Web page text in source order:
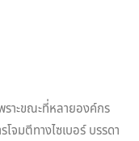
ราะขณะที่หลายองค์กร
จมตีทางไซเบอร์ บรรดา